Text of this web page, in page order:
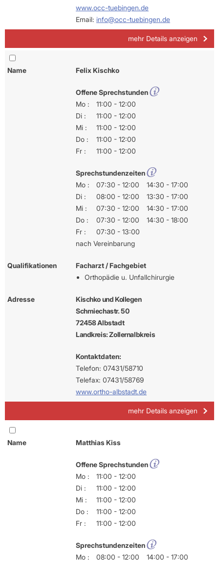
www.occ-tuebingen.de
Email: info@occ-tuebingen.de
mehr Details anzeigen
Name Felix Kischko
Offene Sprechstunden
Mo :
11:00 - 12:00
Di :
11:00 - 12:00
Mi :
11:00 - 12:00
Do :
11:00 - 12:00
Fr :
11:00 - 12:00
Sprechstundenzeiten
Mo :
07:30 - 12:00
14:30 - 17:00
Di :
08:00 - 12:00
13:30 - 17:00
Mi :
07:30 - 12:00
14:30 - 17:00
Do :
07:30 - 12:00
14:30 - 18:00
Fr :
07:30 - 13:00
nach Vereinbarung
Qualifikationen
Facharzt / Fachgebiet
Orthopädie u. Unfallchirurgie
Adresse
Kischko und Kollegen
Schmiechastr. 50
72458 Albstadt
Landkreis: Zollernalbkreis
Kontaktdaten:
Telefon: 07431/58710
Telefax: 07431/58769
www.ortho-albstadt.de
mehr Details anzeigen
Name Matthias Kiss
Offene Sprechstunden
Mo :
11:00 - 12:00
Di :
11:00 - 12:00
Mi :
11:00 - 12:00
Do :
11:00 - 12:00
Fr :
11:00 - 12:00
Sprechstundenzeiten
Mo :
08:00 - 12:00
14:00 - 17:00